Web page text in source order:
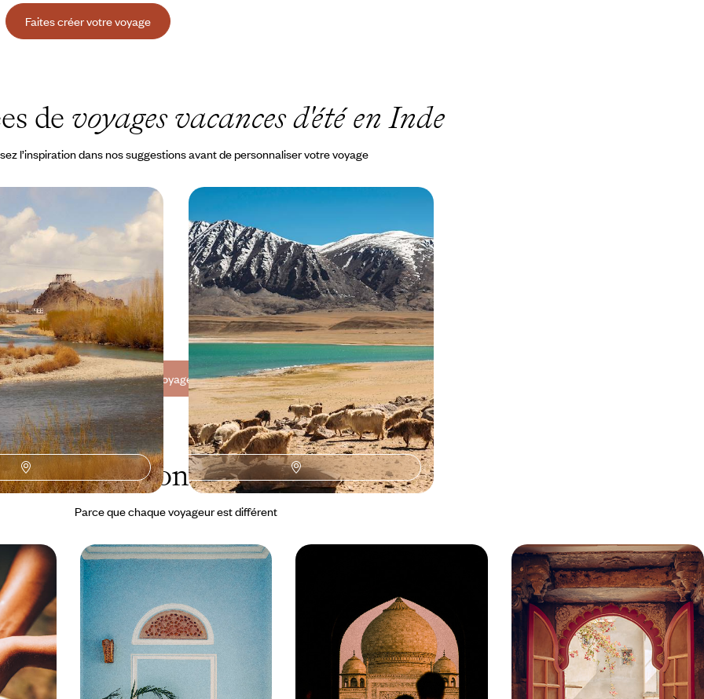
Faites créer votre voyage
de voyages vacances d'été en Inde
l’inspiration dans nos suggestions avant de personnaliser votre voyage
à la vallée de la
chic au Ladakh
expérimenter le faste de la vie
nature généreuse, des
pour refuges
7500 €
Nomadisme d’altitude et lacs sacrés
- Rencontre avec les Changpas du
Changtang
Cet été, réinventer la notion d'aventure en
gagnant le plateau du Rupshu pour un tête-à-
tête avec la tribu semi-nomade Changpa
14 jours, de 6800 à 8600 €
Toutes nos suggestions de voyages vacances d'été en Inde (3)
L'Inde selonvos envies
Parce que chaque voyageur est différent